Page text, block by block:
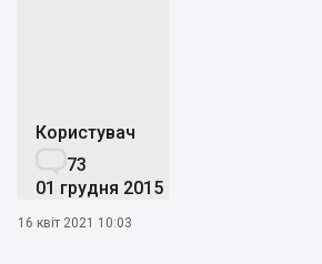
Користувач
73
01 грудня 2015
16 квіт 2021 10:03